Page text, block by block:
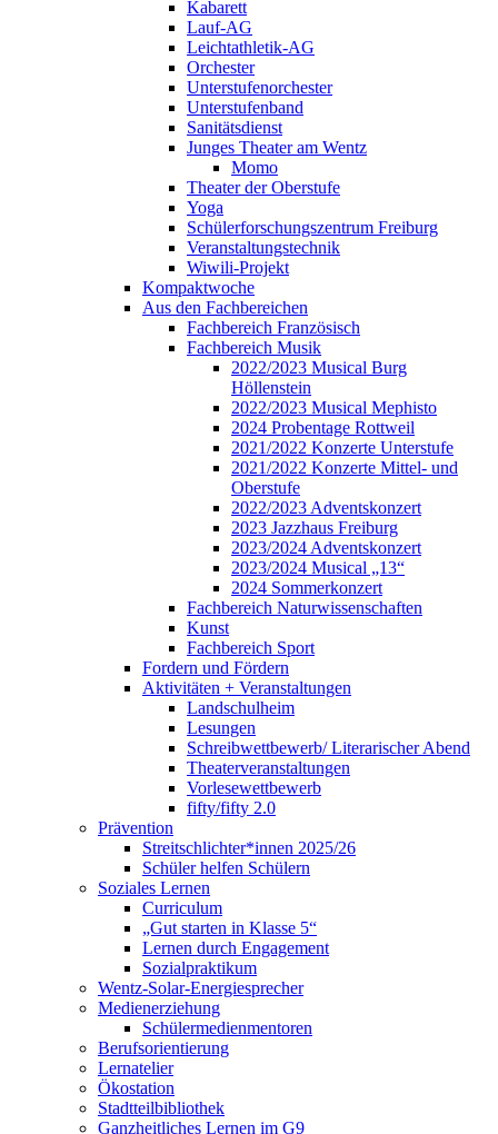
Kabarett
Lauf-AG
Leichtathletik-AG
Orchester
Unterstufenorchester
Unterstufenband
Sanitätsdienst
Junges Theater am Wentz
Momo
Theater der Oberstufe
Yoga
Schülerforschungszentrum Freiburg
Veranstaltungstechnik
Wiwili-Projekt
Kompaktwoche
Aus den Fachbereichen
Fachbereich Französisch
Fachbereich Musik
2022/2023 Musical Burg
Höllenstein
2022/2023 Musical Mephisto
2024 Probentage Rottweil
2021/2022 Konzerte Unterstufe
2021/2022 Konzerte Mittel- und
Oberstufe
2022/2023 Adventskonzert
2023 Jazzhaus Freiburg
2023/2024 Adventskonzert
2023/2024 Musical „13“
2024 Sommerkonzert
Fachbereich Naturwissenschaften
Kunst
Fachbereich Sport
Fordern und Fördern
Aktivitäten + Veranstaltungen
Landschulheim
Lesungen
Schreibwettbewerb/ Literarischer Abend
Theaterveranstaltungen
Vorlesewettbewerb
fifty/fifty 2.0
Prävention
Streitschlichter*innen 2025/26
Schüler helfen Schülern
Soziales Lernen
Curriculum
„Gut starten in Klasse 5“
Lernen durch Engagement
Sozialpraktikum
Wentz-Solar-Energiesprecher
Medienerziehung
Schülermedienmentoren
Berufsorientierung
Lernatelier
Ökostation
Stadtteilbibliothek
Ganzheitliches Lernen im G9